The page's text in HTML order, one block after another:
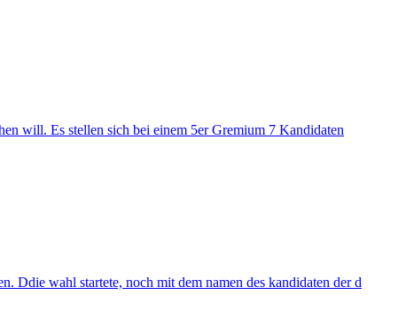
will. Es stellen sich bei einem 5er Gremium 7 Kandidaten
Ddie wahl startete, noch mit dem namen des kandidaten der d